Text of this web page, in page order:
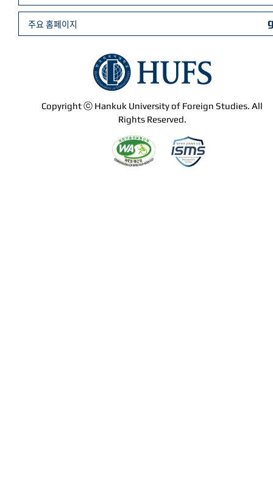
Copyright ⓒ Hankuk University of Foreign Studies. All
Rights Reserved.
주요 홈페이지